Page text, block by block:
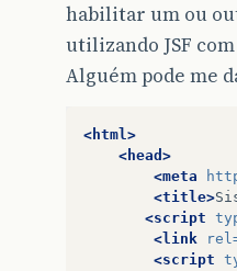
habilitar um ou
utilizando JSF
Alguém pode me
<html>
<head>
<meta
<title>
<script
<link
<script